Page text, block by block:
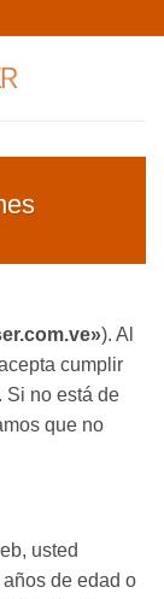
). Al
cumplir
Si no está de
que no
usted
de edad o